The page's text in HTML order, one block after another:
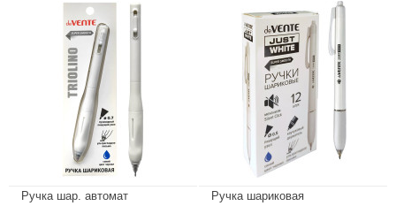
Ручка шар. автомат
Ручка шариковая